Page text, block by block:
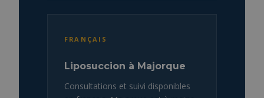
FRANÇAIS
Liposuccion à Majorque
Consultations et suivi disponibles